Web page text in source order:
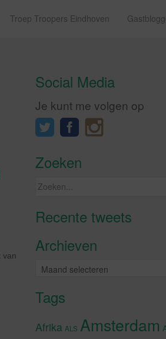
Troep Troopers Eindhoven
van
Social Media
Je kunt me volgen op
Zoeken
Zoeken
Recente tweets
Klik om marketing
Archieven
Archieven
Tags
Afrika ALS Amsterdam